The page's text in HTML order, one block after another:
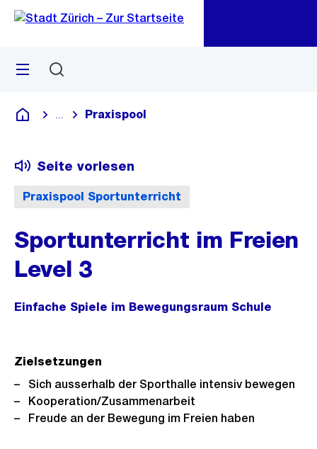
Navigation
Sprunglink
Menü
Deutsch
Blende alle Breadcrumbs ein
Praxispool
Praxispool Sportunterricht
Seite vorlesen
Sportunterricht im Freien
Level 3
Einfache Spiele im Bewegungsraum Schule
Zielsetzungen
Sich ausserhalb der Sporthalle intensiv bewegen
Kooperation/Zusammenarbeit
Freude an der Bewegung im Freien haben